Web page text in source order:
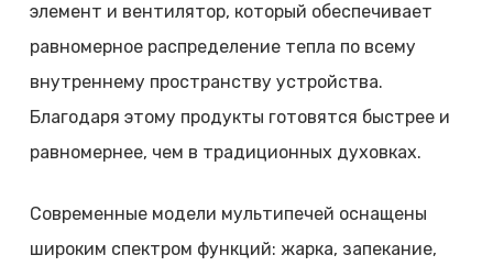
элемент и вентилятор, который обеспечивает
равномерное распределение тепла по всему
внутреннему пространству устройства.
Благодаря этому продукты готовятся быстрее и
равномернее, чем в традиционных духовках.
Современные модели мультипечей оснащены
широким спектром функций: жарка, запекание,